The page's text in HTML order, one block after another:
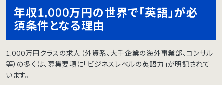
年収1,000万円の世界で「英語」が必
須条件となる理由
1,000万円クラスの求人（外資系、大手企業の海外事業部、コンサル
等）の多くは、募集要項に「ビジネスレベルの英語力」が明記されて
います。